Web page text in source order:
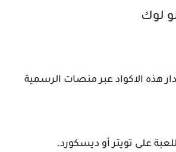
لوك
هذه الاكواد عبر منصات الرسمية
على تويتر أو ديسكورد.